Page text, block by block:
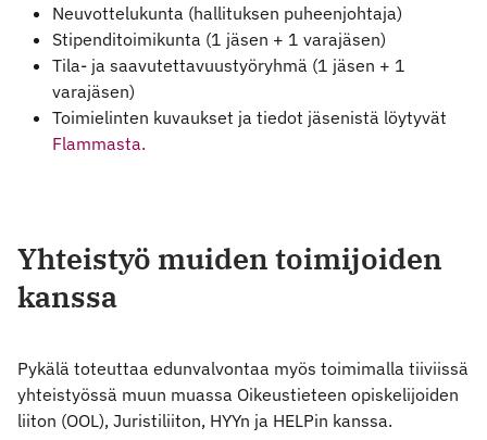
Neuvottelukunta (hallituksen puheenjohtaja)
Stipenditoimikunta (1 jäsen + 1 varajäsen)
Tila- ja saavutettavuustyöryhmä (1 jäsen + 1
varajäsen)
Toimielinten kuvaukset ja tiedot jäsenistä löytyvät
Flammasta.
Yhteistyö muiden toimijoiden
kanssa
Pykälä toteuttaa edunvalvontaa myös toimimalla tiiviissä
yhteistyössä muun muassa Oikeustieteen opiskelijoiden
liiton (OOL), Juristiliiton, HYYn ja HELPin kanssa.